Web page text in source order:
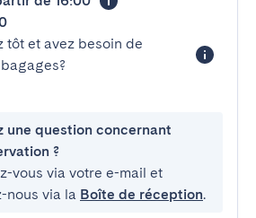
tôt et avez besoin de
une question concernant
?
vous via votre e-mail et
nous via la Boîte de réception.